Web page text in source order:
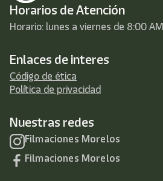
Horarios de Atención
Horario: lunes a viernes de 8:00
Enlaces de interes
Código de ética
Política de privacidad
Nuestras redes
Filmaciones Morelos
Filmaciones Morelos